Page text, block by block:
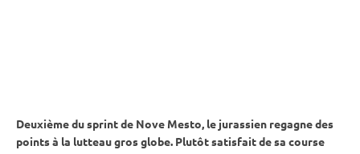
Deuxième dusprintde Nove Mesto, le jurassien regagne des
points à la lutteau gros globe. Plutôt satisfait de sa course